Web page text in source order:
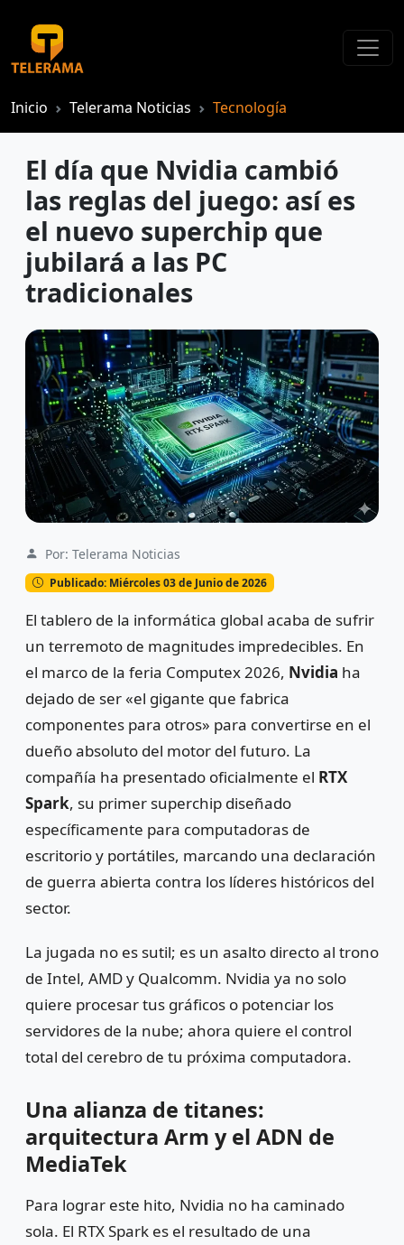
Inicio Telerama Noticias Tecnología
El día que Nvidia cambió
las reglas del juego: así es
el nuevo superchip que
jubilará a las PC
tradicionales
Por: Telerama Noticias
Publicado: Miércoles 03 de Junio de 2026
El tablero de la informática global acaba de sufrir
un terremoto de magnitudes impredecibles. En
el marco de la feria Computex 2026, Nvidia ha
dejado de ser «el gigante que fabrica
componentes para otros» para convertirse en el
dueño absoluto del motor del futuro. La
compañía ha presentado oficialmente el RTX
Spark, su primer superchip diseñado
específicamente para computadoras de
escritorio y portátiles, marcando una declaración
de guerra abierta contra los líderes históricos del
sector.
La jugada no es sutil; es un asalto directo al trono
de Intel, AMD y Qualcomm. Nvidia ya no solo
quiere procesar tus gráficos o potenciar los
servidores de la nube; ahora quiere el control
total del cerebro de tu próxima computadora.
Una alianza de titanes:
arquitectura Arm y el ADN de
MediaTek
Para lograr este hito, Nvidia no ha caminado
sola. El RTX Spark es el resultado de una